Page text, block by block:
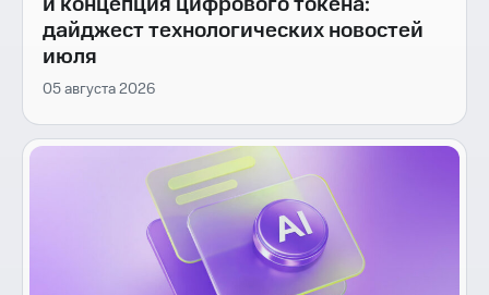
дайджест технологических новостей
июля
05 августа 2026